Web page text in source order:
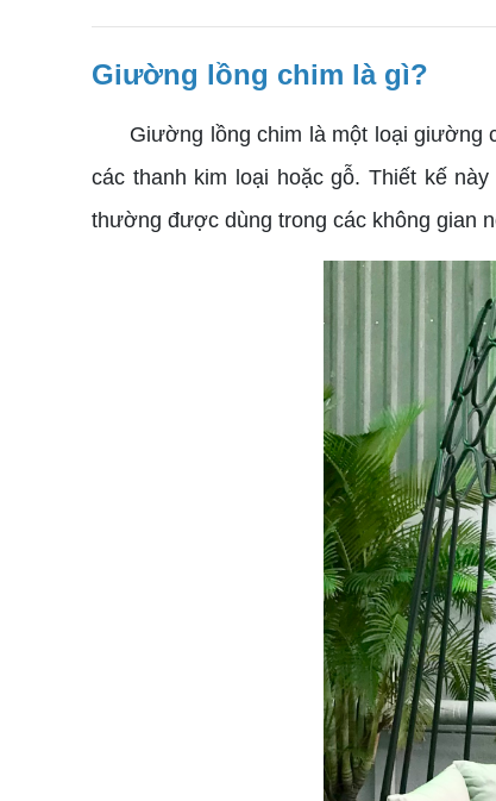
Giường lồng chim là gì?
Giường lồng chim là một loại giường
các thanh kim loại hoặc gỗ. Thiết kế
thường được dùng trong các không gian